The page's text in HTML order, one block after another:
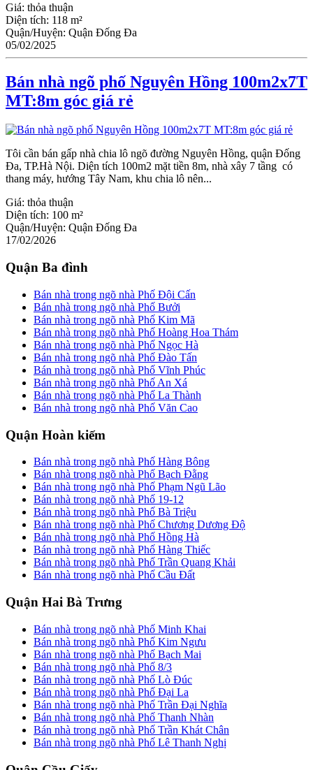
Giá: thỏa thuận
Diện tích: 118 m²
Quận/Huyện: Quận Đống Đa
05/02/2025
Bán nhà ngõ phố Nguyên Hồng 100m2x7T
MT:8m góc giá rẻ
Tôi cần bán gấp nhà chia lô ngõ đường Nguyên Hồng, quận Đống
Đa, TP.Hà Nội. Diện tích 100m2 mặt tiền 8m, nhà xây 7 tầng có
thang máy, hướng Tây Nam, khu chia lô nên...
Giá: thỏa thuận
Diện tích: 100 m²
Quận/Huyện: Quận Đống Đa
17/02/2026
Quận Ba đình
Bán nhà trong ngõ nhà Phố Đội Cấn
Bán nhà trong ngõ nhà Phố Bưởi
Bán nhà trong ngõ nhà Phố Kim Mã
Bán nhà trong ngõ nhà Phố Hoàng Hoa Thám
Bán nhà trong ngõ nhà Phố Ngọc Hà
Bán nhà trong ngõ nhà Phố Đào Tấn
Bán nhà trong ngõ nhà Phố Vĩnh Phúc
Bán nhà trong ngõ nhà Phố An Xá
Bán nhà trong ngõ nhà Phố La Thành
Bán nhà trong ngõ nhà Phố Văn Cao
Quận Hoàn kiếm
Bán nhà trong ngõ nhà Phố Hàng Bông
Bán nhà trong ngõ nhà Phố Bạch Đằng
Bán nhà trong ngõ nhà Phố Phạm Ngũ Lão
Bán nhà trong ngõ nhà Phố 19-12
Bán nhà trong ngõ nhà Phố Bà Triệu
Bán nhà trong ngõ nhà Phố Chương Dương Độ
Bán nhà trong ngõ nhà Phố Hồng Hà
Bán nhà trong ngõ nhà Phố Hàng Thiếc
Bán nhà trong ngõ nhà Phố Trần Quang Khải
Bán nhà trong ngõ nhà Phố Cầu Đất
Quận Hai Bà Trưng
Bán nhà trong ngõ nhà Phố Minh Khai
Bán nhà trong ngõ nhà Phố Kim Ngưu
Bán nhà trong ngõ nhà Phố Bạch Mai
Bán nhà trong ngõ nhà Phố 8/3
Bán nhà trong ngõ nhà Phố Lò Đúc
Bán nhà trong ngõ nhà Phố Đại La
Bán nhà trong ngõ nhà Phố Trần Đại Nghĩa
Bán nhà trong ngõ nhà Phố Thanh Nhàn
Bán nhà trong ngõ nhà Phố Trần Khát Chân
Bán nhà trong ngõ nhà Phố Lê Thanh Nghị